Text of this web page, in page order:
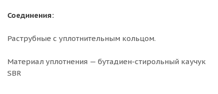
Соединения:
Раструбные с уплотнительным кольцом.
Материал уплотнения — бутадиен-стирольный каучук
SBR